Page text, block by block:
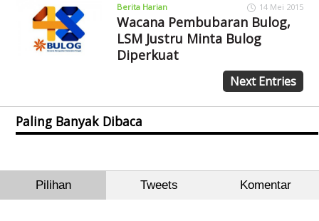
Berita Harian 14 Mei 2015
Wacana Pembubaran Bulog,
LSM Justru Minta Bulog
Diperkuat
Next Entries
Paling Banyak Dibaca
Pilihan Tweets Komentar